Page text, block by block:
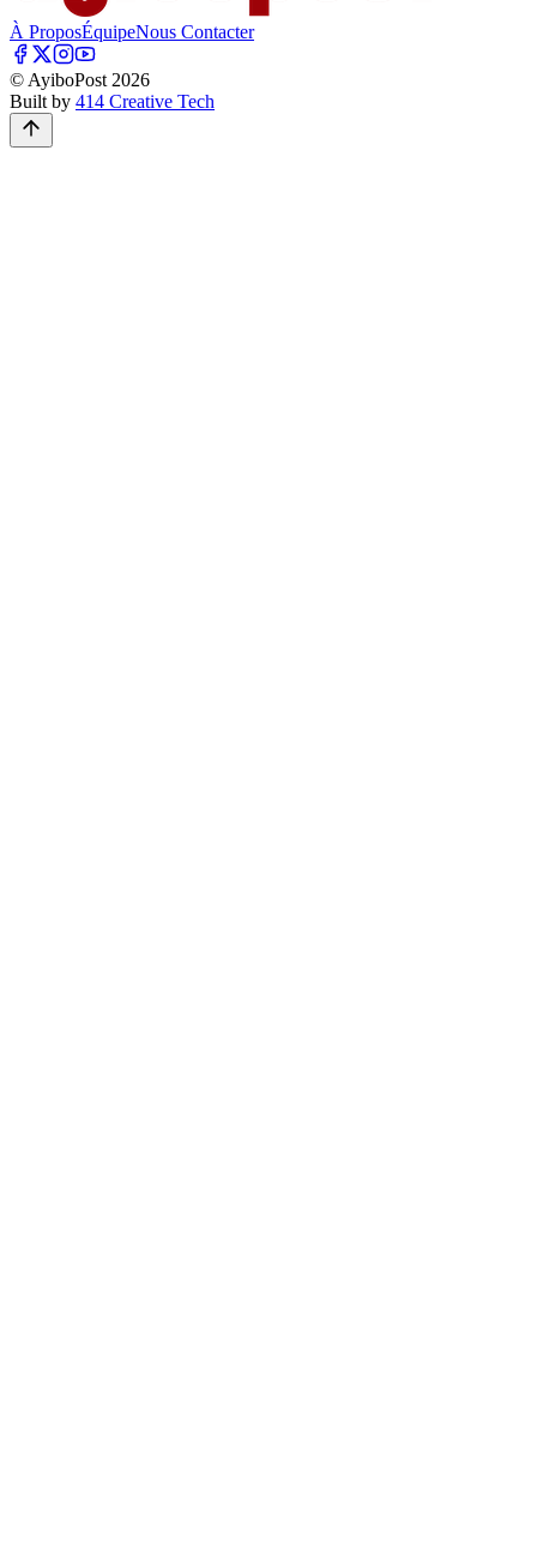
À ProposÉquipeNous Contacter
© AyiboPost2026
Built by 414 Creative Tech